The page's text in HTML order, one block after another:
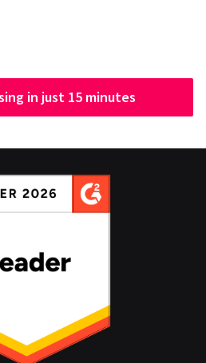
in just 15 minutes